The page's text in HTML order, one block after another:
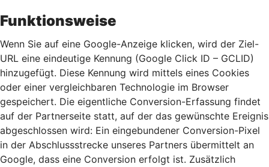
Funktionsweise
Wenn Sie auf eine Google-Anzeige klicken, wird der Ziel-
URL eine eindeutige Kennung (Google Click ID – GCLID)
hinzugefügt. Diese Kennung wird mittels eines Cookies
oder einer vergleichbaren Technologie im Browser
gespeichert. Die eigentliche Conversion-Erfassung findet
auf der Partnerseite statt, auf der das gewünschte Ereignis
abgeschlossen wird: Ein eingebundener Conversion-Pixel
in der Abschlussstrecke unseres Partners übermittelt an
Google, dass eine Conversion erfolgt ist. Zusätzlich